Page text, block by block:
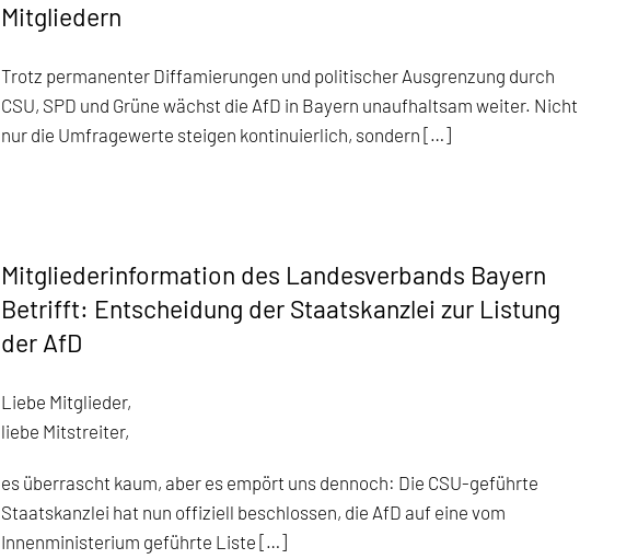
Mitgliedern
Trotz permanenter Diffamierungen und politischer Ausgrenzung durch
CSU, SPD und Grüne wächst die AfD in Bayern unaufhaltsam weiter. Nicht
nur die Umfragewerte steigen kontinuierlich, sondern […]
Mitgliederinformation des Landesverbands Bayern
Betrifft: Entscheidung der Staatskanzlei zur Listung
der AfD
Liebe Mitglieder,
liebe Mitstreiter,
es überrascht kaum, aber es empört uns dennoch: Die CSU-geführte
Staatskanzlei hat nun offiziell beschlossen, die AfD auf eine vom
Innenministerium geführte Liste […]